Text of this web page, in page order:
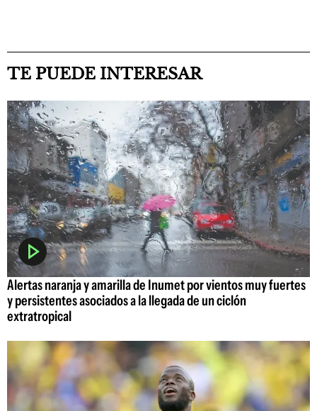
TE PUEDE INTERESAR
Alertas naranja y amarilla de Inumet por vientos muy fuertes
y persistentes asociados a la llegada de un ciclón
extratropical